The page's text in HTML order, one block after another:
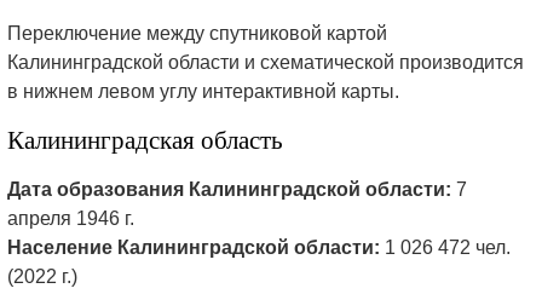
Переключение между спутниковой картой
Калининградской области и схематической производится
в нижнем левом углу интерактивной карты.
Калининградская область
Дата образования Калининградской области: 7
апреля 1946 г.
Население Калининградской области: 1 026 472 чел.
(2022 г.)